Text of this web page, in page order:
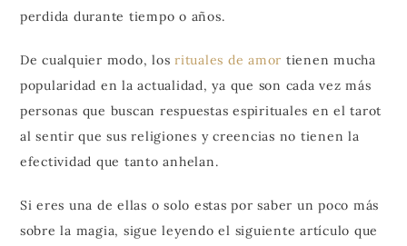
perdida durante tiempo o años.
De cualquier modo, losrituales de amor tienen mucha
popularidad en la actualidad, ya que son cada vez más
personas que buscan respuestas espirituales en el tarot
al sentir que sus religiones y creencias no tienen la
efectividad que tanto anhelan.
Si eres una de ellas o solo estas por saber un poco más
sobre la magia, sigue leyendo el siguiente artículo que